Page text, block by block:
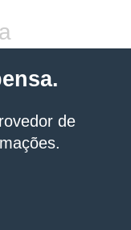
de